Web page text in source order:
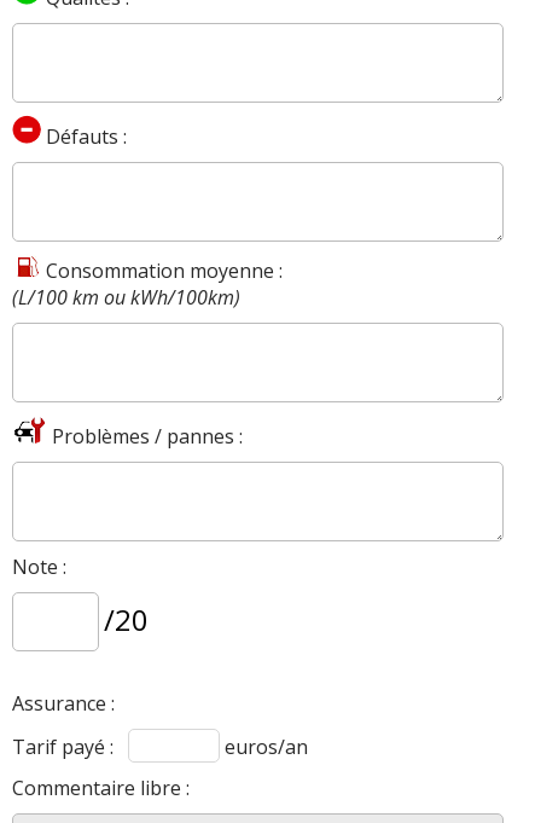
Défauts :
Consommation moyenne :
(L/100 km ou kWh/100km)
Problèmes / pannes :
Note :
/20
Assurance :
Tarif payé :
euros/an
Commentaire libre :